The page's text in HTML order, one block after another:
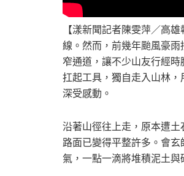
【漾新聞記者陳雯萍／高
線。然而，前幾年颱風豪
窄通道，讓不少山友行經
扛起工具，獨自走入山林
深受感動。
沿著山徑往上走，原本遭
路面已變得平整許多。會
氣，一點一滴將堆積泥土